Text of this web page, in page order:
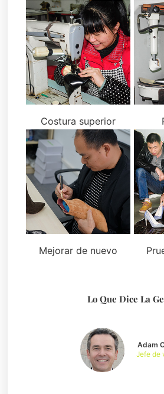
Costura superior
Mejorar de nuevo
Lo Que Dice La
Adam
Jefe de